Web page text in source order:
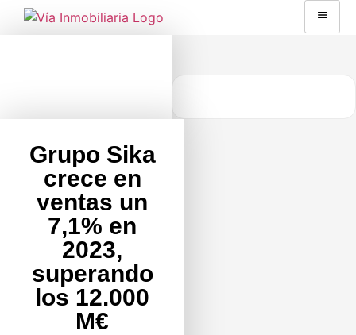
Grupo Sika
crece en
ventas un
7,1% en
2023,
superando
los 12.000
M€